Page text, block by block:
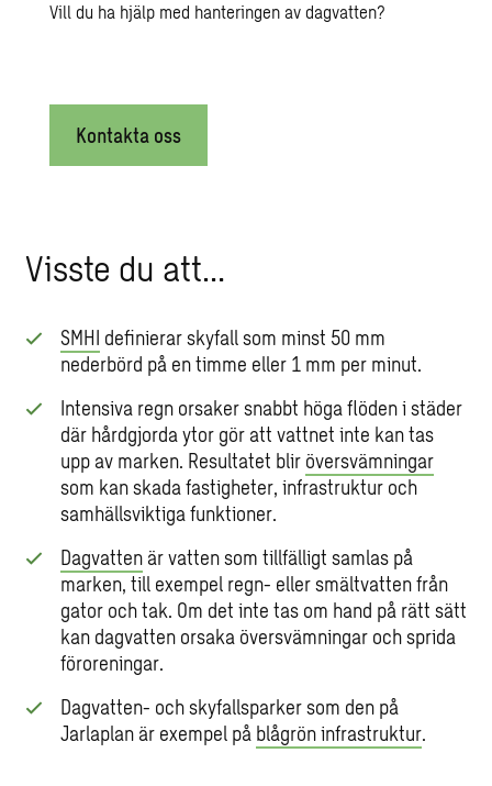
Vill du ha hjälp med hanteringen av dagvatten?
Kontakta oss
Visste du att…
SMHI definierar skyfall som minst 50 mm
nederbörd på en timme eller 1 mm per minut.
Intensiva regn orsaker snabbt höga flöden i städer
där hårdgjorda ytor gör att vattnet inte kan tas
upp av marken. Resultatet blir översvämningar
som kan skada fastigheter, infrastruktur och
samhällsviktiga funktioner.
Dagvattenär vatten som tillfälligt samlas på
marken, till exempel regn- eller smältvatten från
gator och tak. Om det inte tas om hand på rätt sätt
kan dagvatten orsaka översvämningar och sprida
föroreningar.
Dagvatten- och skyfallsparker som den på
Jarlaplan är exempel på blågrön infrastruktur.